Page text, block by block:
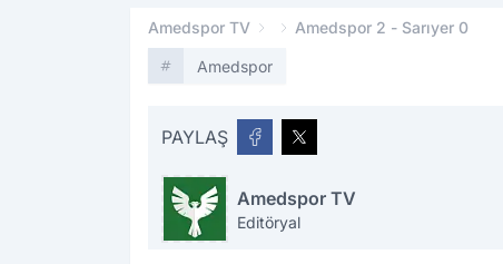
Amedspor TV Amedspor 2 - Sarıyer 0
Amedspor
PAYLAŞ
Amedspor TV
Editöryal